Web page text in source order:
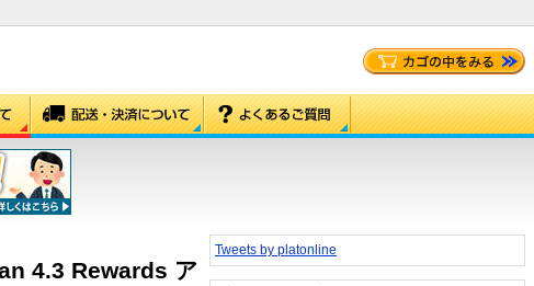
4.3 Rewards ア
Tweets by platonline